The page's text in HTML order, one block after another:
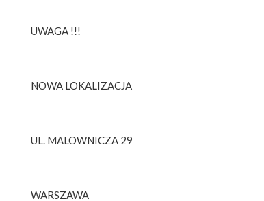
UWAGA !!!
NOWA LOKALIZACJA
UL. MALOWNICZA 29
WARSZAWA